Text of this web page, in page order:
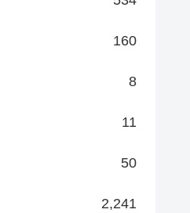
160
8
11
50
2,241